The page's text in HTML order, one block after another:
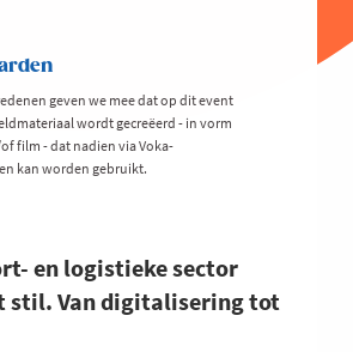
en logistieke sector
stil. Van digitalisering tot
geven we mee dat op dit event
wordt gecreëerd - in vorm
film - dat nadien via Voka-
kan worden gebruikt.